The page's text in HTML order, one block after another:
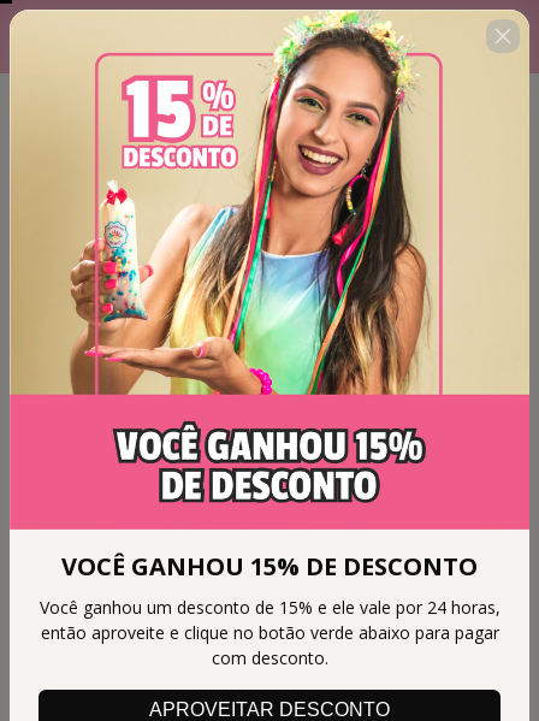
VOCÊ GANHOU 15% DE DESCONTO
Você ganhou um desconto de 15% e ele vale por 24 horas,
então aproveite e clique no botão verde abaixo para pagar
com desconto.
APROVEITAR DESCONTO
Tempo que resta para você
aproveitar essa super oferta!